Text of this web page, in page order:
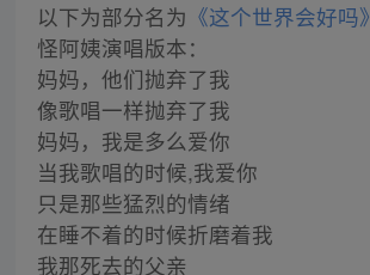
以下为部分名为 《这个世界会好吗》
怪阿姨演唱版本：
妈妈，他们抛弃了我
像歌唱一样抛弃了我
妈妈，我是多么爱你
当我歌唱的时候,我爱你
只是那些猛烈的情绪
在睡不着的时候折磨着我
我那死去的父亲